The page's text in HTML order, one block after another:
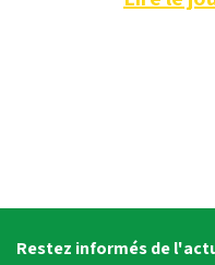
Restez informés de